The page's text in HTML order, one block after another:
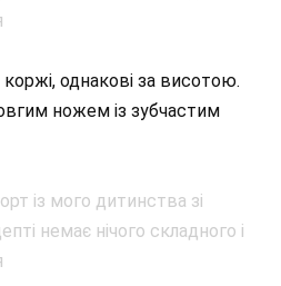
коржі, однакові за висотою.
ножем із зубчастим